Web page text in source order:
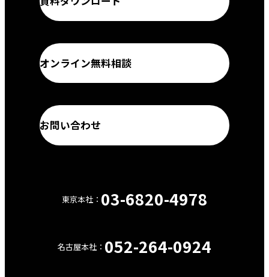
オンライン無料相談
お問い合わせ
【電
東京本社： 03-6820-4978
【電
名古屋本社： 052-264-0924